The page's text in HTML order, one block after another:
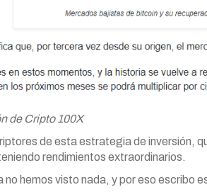
de Cripto 100X
de esta estrategia de inversión,
rendimientos extraordinarios.
no hemos visto nada, y por eso escribo